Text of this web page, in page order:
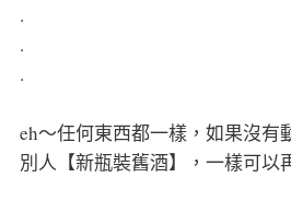
.
.
.
eh～任何東西都一樣，如果沒有
別人【新瓶裝舊酒】，一樣可以